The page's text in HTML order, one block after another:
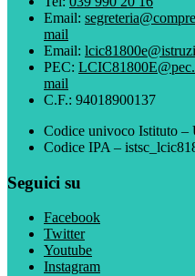
Email:
mail
Email:
PEC:
mail
C.F.: 94018900137
Codice univoco Istituto –
Codice IPA –
Seguici su
Facebook
Twitter
Youtube
Instagram